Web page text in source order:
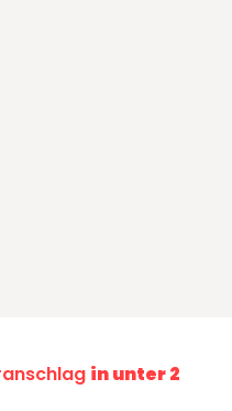
in unter 2